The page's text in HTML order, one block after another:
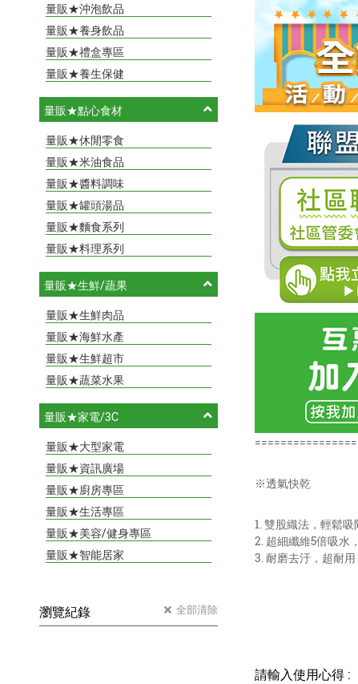
※透氣快乾
1. 雙股織法，輕鬆
2. 超細纖維5倍吸水
3. 耐磨去汙，超耐用
請輸入使用心得 :
量販★沖泡飲品
量販★養身飲品
量販★禮盒專區
量販★養生保健
量販★點心食材
量販★休閒零食
量販★米油食品
量販★醬料調味
量販★罐頭湯品
量販★麵食系列
量販★料理系列
量販★生鮮/蔬果
量販★生鮮肉品
量販★海鮮水產
量販★生鮮超市
量販★蔬菜水果
量販★家電/3C
量販★大型家電
量販★資訊廣場
量販★廚房專區
量販★生活專區
量販★美容/健身專區
量販★智能居家
瀏覽紀錄 全部清除